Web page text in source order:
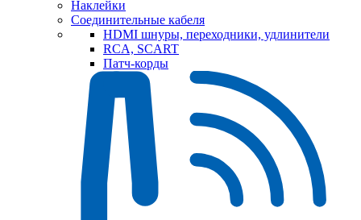
Наклейки
Соединительные кабеля
HDMI шнуры, переходники, удлинители
RCA, SCART
Патч-корды